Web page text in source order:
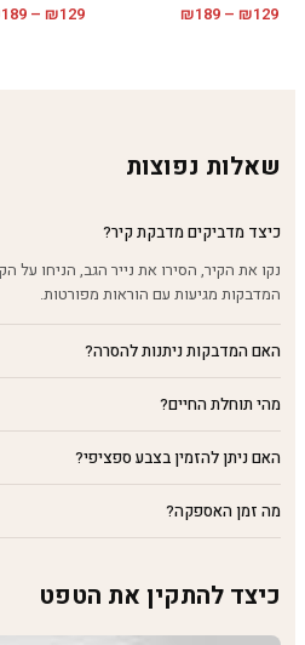
₪129
–
₪189
₪129
–
189
שאלות נפוצות
כיצד מדביקים מדבקת קיר?
נקו את הקיר, הסירו את נייר הגב, הניחו על
המדבקות מגיעות עם הוראות מפורטות.
האם המדבקות ניתנות להסרה?
מהי תוחלת החיים?
האם ניתן להזמין בצבע ספציפי?
מה זמן האספקה?
כיצד להתקין את הטפט